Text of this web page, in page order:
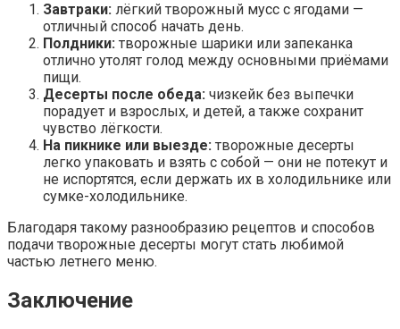
Завтраки: лёгкий творожный мусс с ягодами —
отличный способ начать день.
Полдники: творожные шарики или запеканка
отлично утолят голод между основными приёмами
пищи.
Десерты после обеда: чизкейк без выпечки
порадует и взрослых, и детей, а также сохранит
чувство лёгкости.
На пикнике или выезде: творожные десерты
легко упаковать и взять с собой — они не потекут и
не испортятся, если держать их в холодильнике или
сумке-холодильнике.
Благодаря такому разнообразию рецептов и способов
подачи творожные десерты могут стать любимой
частью летнего меню.
Заключение